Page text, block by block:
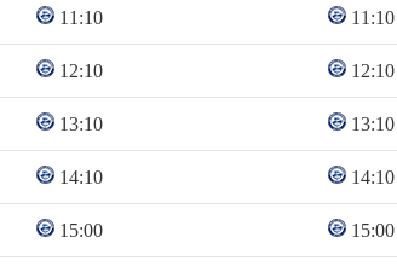
11:10 11:10
12:10 12:10
13:10 13:10
14:10 14:10
15:00 15:00